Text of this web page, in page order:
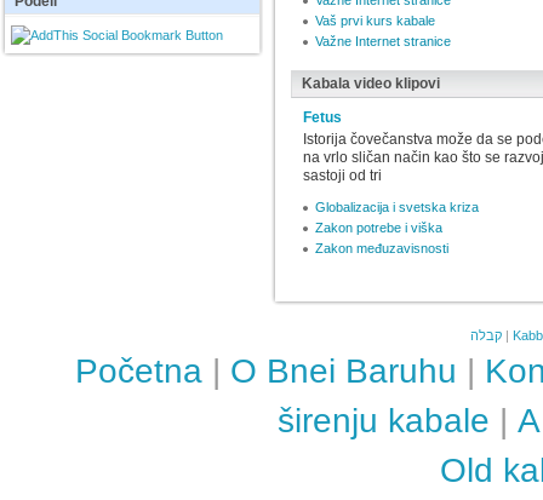
Vaš prvi kurs kabale
Važne Internet stranice
Kabala video klipovi
Fetus
Istorija čovečanstva može da se
na vrlo sličan način kao što se
sastoji od tri
Globalizacija i svetska kriza
Zakon potrebe i viška
Zakon međuzavisnosti
קבלה |
Početna | O Bnei Baruhu |
širenju kabale |
Old